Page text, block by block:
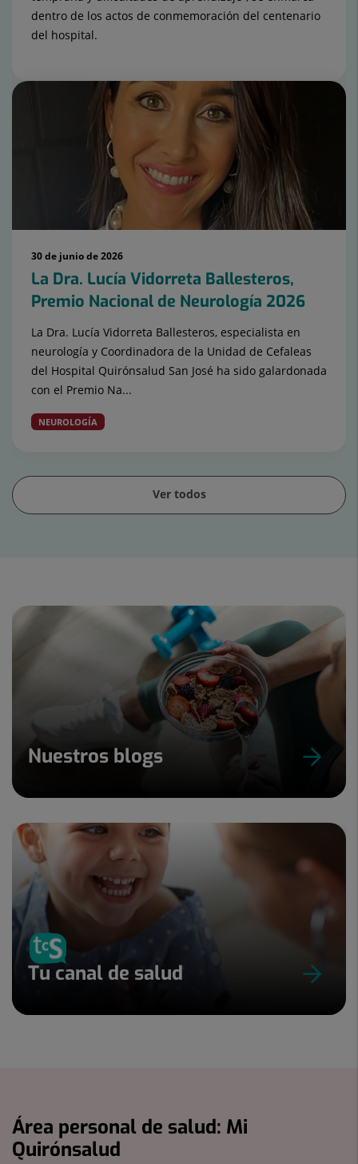
dentro de los actos de conmemoración del centenario
del hospital.
30 de junio de 2026
La Dra. Lucía Vidorreta Ballesteros,
Premio Nacional de Neurología 2026
La Dra. Lucía Vidorreta Ballesteros, especialista en
neurología y Coordinadora de la Unidad de Cefaleas
del Hospital Quirónsalud San José ha sido galardonada
con el Premio Na...
NEUROLOGÍA
Ver todos
Nuestros blogs
Tu canal de salud
Área personal de salud: Mi
Quirónsalud